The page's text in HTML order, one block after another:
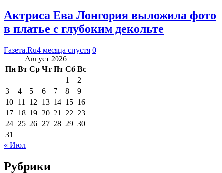
Актриса Ева Лонгория выложила фото
в платье с глубоким декольте
Газета.Ru4 месяца спустя 0
Август 2026
Пн Вт Ср Чт Пт Сб Вс
1
2
3
4 5 6 7 8
9
10 11 12 13 14 15 16
17 18 19 20 21 22 23
24 25 26 27 28 29 30
31
« Июл
Рубрики